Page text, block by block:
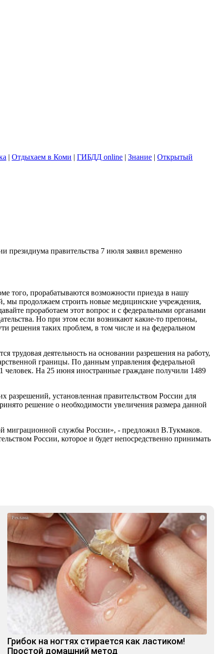
| Отдыхаем в Коми | ГИБДД online | Знание | Открытый
президиума правительства 7 июля заявил временно
того, прорабатываются возможности приезда в нашу
мы продолжаем строить новые медицинские учреждения,
проработаем этот вопрос и с федеральными органами
Но при этом если возникают какие-то препоны,
решения таких проблем, в том числе и на федеральном
трудовая деятельность на основании разрешения на работу,
границы. По данным управления федеральной
На 25 июня иностранные граждане получили 1489
разрешений, установленная правительством России для
решение о необходимости увеличения размера данной
миграционной службы России», - предложил В.Тукмаков.
России, которое и будет непосредственно принимать
i
Грибок на ногтях стирается как ластиком!
Простой домашний метод